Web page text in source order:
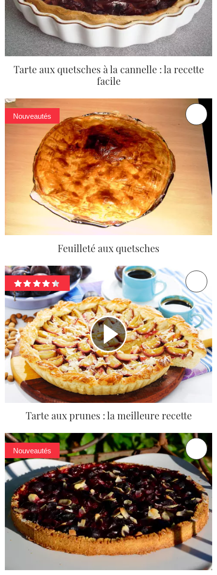
Tarte aux quetsches à la cannelle : la recette
facile
Nouveautés
Feuilleté aux quetsches
Tarte aux prunes : la meilleure recette
Nouveautés